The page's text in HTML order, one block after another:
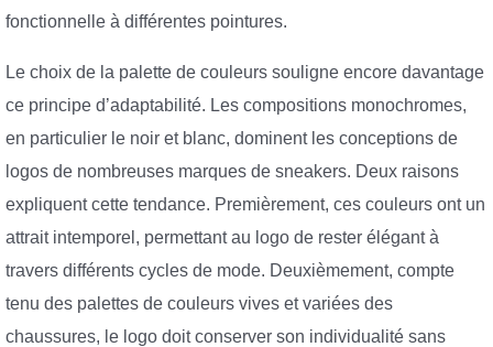
fonctionnelle à différentes pointures.
Le choix de la palette de couleurs souligne encore davantage
ce principe d’adaptabilité. Les compositions monochromes,
en particulier le noir et blanc, dominent les conceptions de
logos de nombreuses marques de sneakers. Deux raisons
expliquent cette tendance. Premièrement, ces couleurs ont un
attrait intemporel, permettant au logo de rester élégant à
travers différents cycles de mode. Deuxièmement, compte
tenu des palettes de couleurs vives et variées des
chaussures, le logo doit conserver son individualité sans